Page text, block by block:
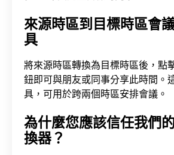
來源時區到目標時區會
具
將來源時區轉換為目標時區後，點
鈕即可與朋友或同事分享此時間。
具，可用於跨兩個時區安排會議。
為什麼您應該信任我們
換器？